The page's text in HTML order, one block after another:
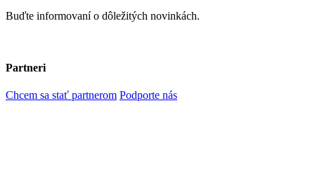
Buďte informovaní o dôležitých novinkách.
Partneri
Chcem sa stať partnerom Podporte nás